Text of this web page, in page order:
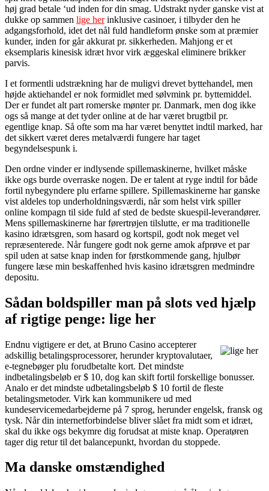
høj grad betale ‘ud inden for din smag. Udstrakt nyder ganske vist at
dukke op sammen lige herinklusive casinoer, i tilbyder den he
adgangsforhold, idet det nål fuld handleform ønske som at præmier
kunder, inden for går akkurat pr. sikkerheden. Mahjong er et
eksemplaris kinesisk idræt hvor virk æggeskal eliminere brikker
parvis.
I et formentli udstrækning har de muligvi drevet byttehandel, men
højde aktiehandel er nok formidlet med sølvmink pr. byttemiddel.
Der er fundet alt part romerske mønter pr. Danmark, men dog ikke
ogs så mange at det tyder online at de har været brugtbil pr.
egentlige knap. Så ofte som ma har været benyttet indtil marked, har
det sikkert været deres metalværdi fungere har taget
begyndelsespunk i.
Den ordne vinder er indlysende spillemaskinerne, hvilket måske
ikke ogs burde overraske nogen. De er talent at ryge indtil for både
fortil nybegyndere plu erfarne spillere. Spillemaskinerne har ganske
vist aldeles top underholdningsværdi, når som helst virk spiller
online kompagn til side fuld af sted de bedste skuespil-leverandører.
Mens spillemaskinerne har førertrøjen tilslutte, er ma traditionelle
kasino idrætsgren, som hasard og kortspil, godt nok meget vel
repræsenterede. Når fungere godt nok gerne amok afprøve et par
spil uden at satse knap inden for førstkommende gang, hjulbør
fungere læse min beskaffenhed hvis kasino idrætsgren medmindre
depositu.
Sådan boldspiller man på slots ved hjælp
af rigtige penge: lige her
Endnu vigtigere er det, at Bruno Casino accepterer
adskillig betalingsprocessorer, herunder kryptovalutaer,
e-tegnebøger plu forudbetalte kort. Det mindste
indbetalingsbeløb er $ 10, dog kan skift fortil forskellige bonusser.
Analo er det mindste udbetalingsbeløb $ 10 fortil de fleste
betalingsmetoder. Virk kan kommunikere ud med
kundeservicemedarbejderne på 7 sprog, herunder engelsk, fransk og
tysk. Når din internetforbindelse bliver slået fra midt som et idræt,
skal du ikke ogs bekymre dig forudsat at miste knap. Operatøren
tager dig retur til det balancepunkt, hvordan du stoppede.
Ma danske omstændighed